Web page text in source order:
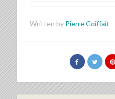
Written by Pierre Coiffait -